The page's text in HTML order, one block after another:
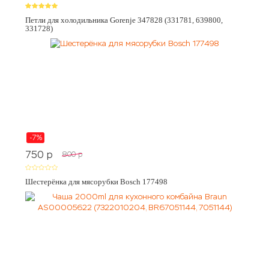
Петли для холодильника Gorenje 347828 (331781, 639800,
331728)
-7%
750 p 800 p
Шестерёнка для мясорубки Bosch 177498